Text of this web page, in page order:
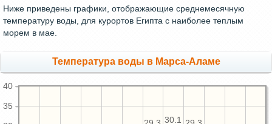
Ниже приведены графики, отображающие среднемесячную
температуру воды, для курортов Египта с наиболее теплым
морем в мае.
Температура воды в Марса-Аламе
35
40
30.1